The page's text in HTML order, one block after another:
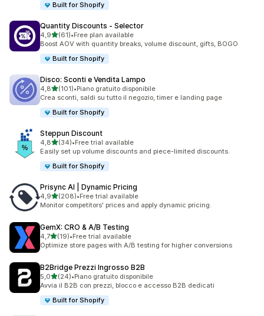
Built for Shopify
Quantity Discounts ‑ Selector
4,9stelle su 5
(61)
61 recensioni totali
•Free plan available
Boost AOV with quantity breaks, volume discount, gifts, BOGO
Built for Shopify
Disco: Sconti e Vendita Lampo
4,8stelle su 5
(101)
101 recensioni totali
•Piano gratuito disponibile
Crea sconti, saldi su tutto il negozio, timer e landing page
Built for Shopify
Steppun Discount
4,8stelle su 5
(34)
34 recensioni totali
•Free trial available
Easily set up volume discounts and piece-limited discounts.
Built for Shopify
Prisync AI | Dynamic Pricing
4,9stelle su 5
(208)
208 recensioni totali
•Free trial available
Monitor competitors' prices and apply dynamic pricing.
GemX: CRO & A/B Testing
4,7stelle su 5
(19)
19 recensioni totali
•Free trial available
Optimize store pages with A/B testing for higher conversions
B2Bridge Prezzi Ingrosso B2B
5,0stelle su 5
(24)
24 recensioni totali
•Piano gratuito disponibile
Avvia il B2B con prezzi, blocco e accesso B2B dedicati
Built for Shopify